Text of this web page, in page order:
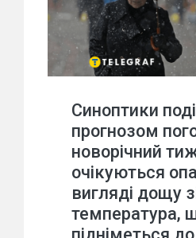
Синоптики
прогнозом
новорічний
очікуються
вигляді дощу
температура,